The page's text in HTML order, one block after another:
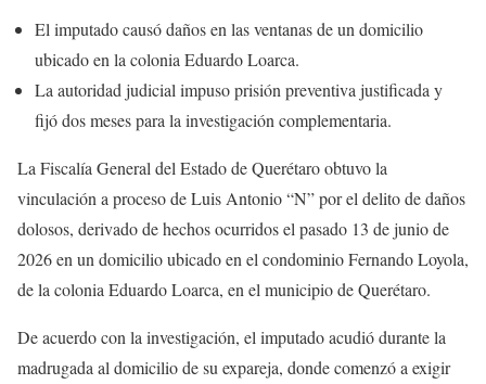
El imputado causó daños en las ventanas de un domicilio
ubicado en la colonia Eduardo Loarca.
La autoridad judicial impuso prisión preventiva justificada y
fijó dos meses para la investigación complementaria.
La Fiscalía General del Estado de Querétaro obtuvo la
vinculación a proceso de Luis Antonio “N” por el delito de daños
dolosos, derivado de hechos ocurridos el pasado 13 de junio de
2026 en un domicilio ubicado en el condominio Fernando Loyola,
de la colonia Eduardo Loarca, en el municipio de Querétaro.
De acuerdo con la investigación, el imputado acudió durante la
madrugada al domicilio de su expareja, donde comenzó a exigir